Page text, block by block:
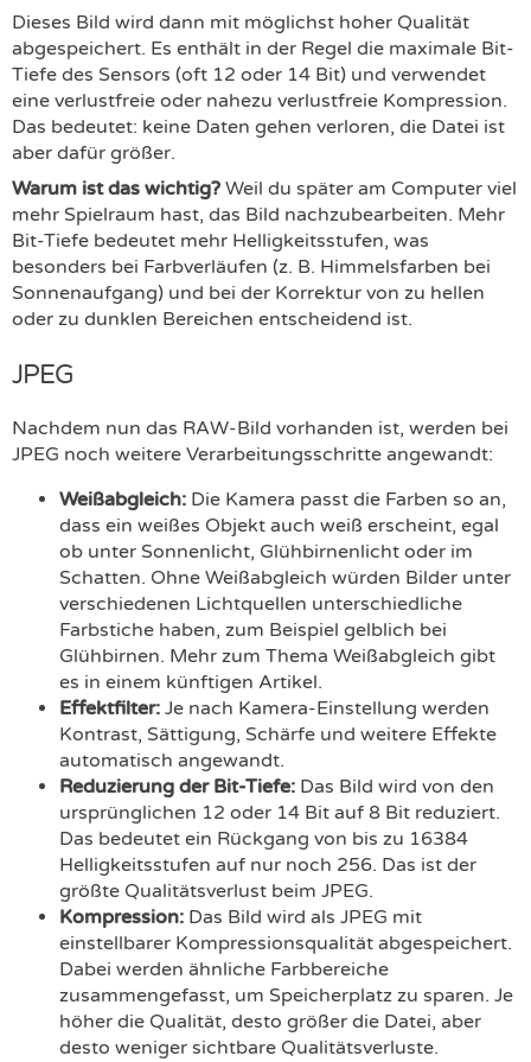
Dieses Bild wird dann mit möglichst hoher Qualität
abgespeichert. Es enthält in der Regel die maximale Bit-
Tiefe des Sensors (oft 12 oder 14 Bit) und verwendet
eine verlustfreie oder nahezu verlustfreie Kompression.
Das bedeutet: keine Daten gehen verloren, die Datei ist
aber dafür größer.
Warum ist das wichtig? Weil du später am Computer viel
mehr Spielraum hast, das Bild nachzubearbeiten. Mehr
Bit-Tiefe bedeutet mehr Helligkeitsstufen, was
besonders bei Farbverläufen (z. B. Himmelsfarben bei
Sonnenaufgang) und bei der Korrektur von zu hellen
oder zu dunklen Bereichen entscheidend ist.
JPEG
Nachdem nun das RAW-Bild vorhanden ist, werden bei
JPEG noch weitere Verarbeitungsschritte angewandt:
Weißabgleich: Die Kamera passt die Farben so an,
dass ein weißes Objekt auch weiß erscheint, egal
ob unter Sonnenlicht, Glühbirnenlicht oder im
Schatten. Ohne Weißabgleich würden Bilder unter
verschiedenen Lichtquellen unterschiedliche
Farbstiche haben, zum Beispiel gelblich bei
Glühbirnen. Mehr zum Thema Weißabgleich gibt
es in einem künftigen Artikel.
Effektfilter: Je nach Kamera-Einstellung werden
Kontrast, Sättigung, Schärfe und weitere Effekte
automatisch angewandt.
Reduzierung der Bit-Tiefe: Das Bild wird von den
ursprünglichen 12 oder 14 Bit auf 8 Bit reduziert.
Das bedeutet ein Rückgang von bis zu 16384
Helligkeitsstufen auf nur noch 256. Das ist der
größte Qualitätsverlust beim JPEG.
Kompression: Das Bild wird als JPEG mit
einstellbarer Kompressionsqualität abgespeichert.
Dabei werden ähnliche Farbbereiche
zusammengefasst, um Speicherplatz zu sparen. Je
höher die Qualität, desto größer die Datei, aber
desto weniger sichtbare Qualitätsverluste.